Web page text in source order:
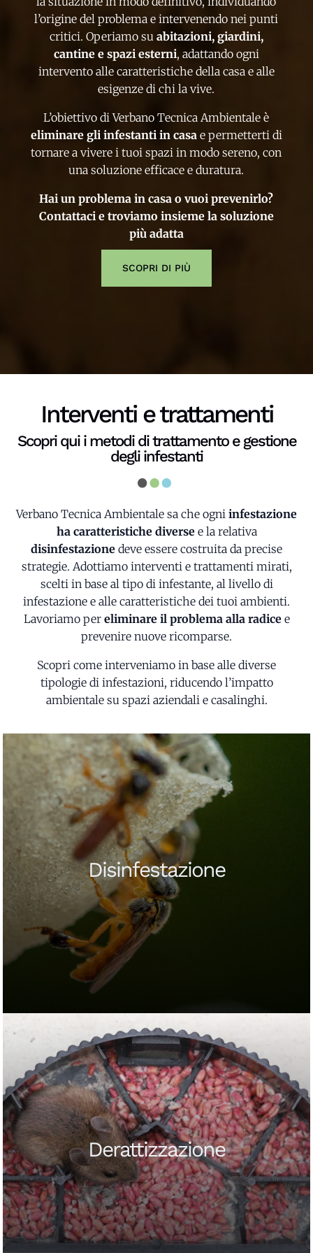
l’origine del problema e intervenendo nei punti
critici. Operiamo su abitazioni, giardini,
cantine e spazi esterni, adattando ogni
intervento alle caratteristiche della casa e alle
esigenze di chi la vive.
L’obiettivo di Verbano Tecnica Ambientale è
eliminare gli infestanti in casae permetterti di
tornare a vivere i tuoi spazi in modo sereno, con
una soluzione efficace e duratura.
Hai un problema in casa o vuoi prevenirlo?
Contattaci e troviamo insieme la soluzione
più adatta
SCOPRI DI PIÙ
Interventi e trattamenti
Scopri qui i metodi di trattamento e gestione
degli infestanti
Verbano Tecnica Ambientale sa che ogni infestazione
ha caratteristiche diversee la relativa
disinfestazione deve essere costruita da precise
strategie. Adottiamo interventi e trattamenti mirati,
scelti in base al tipo di infestante, al livello di
infestazione e alle caratteristiche dei tuoi ambienti.
Lavoriamo per eliminare il problema alla radicee
prevenire nuove ricomparse.
Scopri come interveniamo in base alle diverse
tipologie di infestazioni, riducendo l’impatto
ambientale su spazi aziendali e casalinghi.
Disinfestazione
Interventi di disinfestazione mirati pereliminare
insetti striscianti e volantiagendo nei punti
critici.
Soluzioni efficaci progettate in base al tipo di
infestazione e agli ambienti, per garantire risultati
duraturi.
SCOPRI DI PIÙ
Derattizzazione